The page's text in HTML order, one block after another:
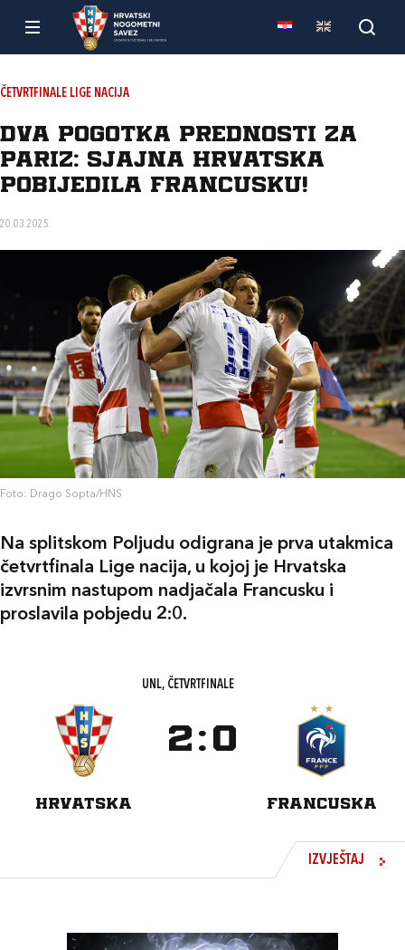
ČETVRTFINALE LIGE NACIJA
Dva pogotka prednosti za
Pariz: sjajna Hrvatska
pobijedila Francusku!
20.03.2025.
Foto: Drago Sopta/HNS
Na splitskom Poljudu odigrana je prva utakmica
četvrtfinala Lige nacija, u kojoj je Hrvatska
izvrsnim nastupom nadjačala Francusku i
proslavila pobjedu 2:0.
UNL, ČETVRTFINALE
HRVATSKA
2 : 0
FRANCUSKA
IZVJEŠTAJ